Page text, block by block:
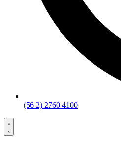
(56 2) 2760 4100